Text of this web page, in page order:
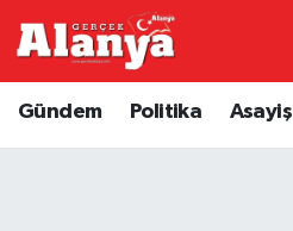
Gündem Politika Asayiş
Genel
Trafik Durumu